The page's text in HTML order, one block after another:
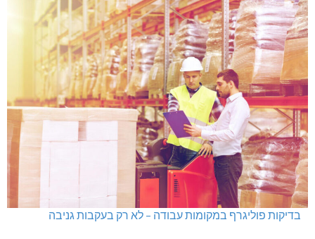
בדיקות פוליגרף במקומות עבודה – לא רק בעקבות גניבה